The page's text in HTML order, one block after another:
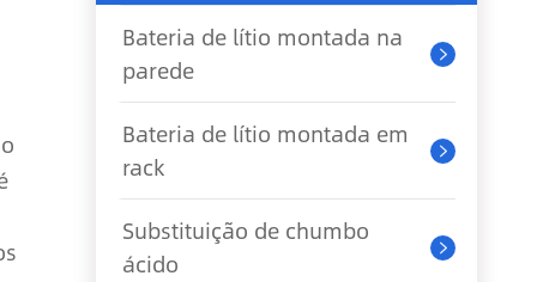
Bateria de lítio montada na
parede

Bateria de lítio montada em
rack

Substituição de chumbo
ácido
